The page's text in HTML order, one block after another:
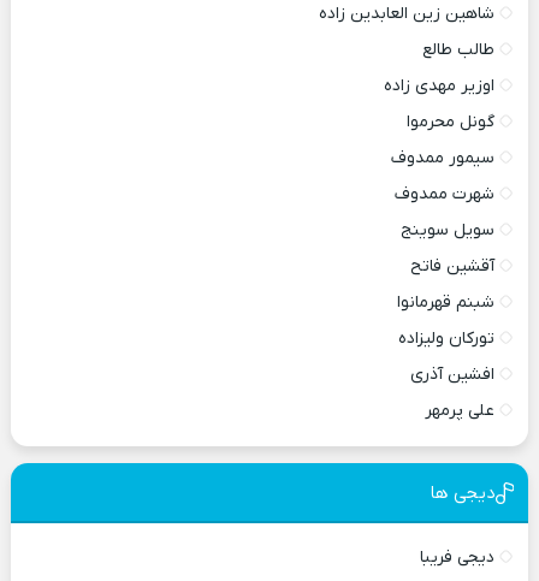
شاهین زین العابدین زاده
طالب طالع
اوزیر مهدی زاده
گونل محرموا
سیمور ممدوف
شهرت ممدوف
سویل سوینج
آقشین فاتح
شبنم قهرمانوا
تورکان ولیزاده
افشین آذری
علی پرمهر
دیجی ها
دیجی فریبا